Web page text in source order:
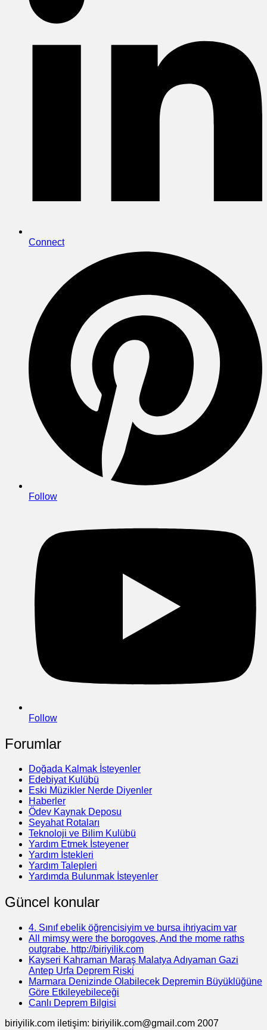
Connect
Follow
Follow
Forumlar
Doğada Kalmak İsteyenler
Edebiyat Kulübü
Eski Müzikler Nerde Diyenler
Haberler
Ödev Kaynak Deposu
Seyahat Rotaları
Teknoloji ve Bilim Kulübü
Yardım Etmek İsteyener
Yardım İstekleri
Yardım Talepleri
Yardımda Bulunmak İsteyenler
Güncel konular
4. Sınıf ebelik öğrencisiyim ve bursa ihriyacim var
All mimsy were the borogoves, And the mome raths
outgrabe. http://biriyilik.com
Kayseri Kahraman Maraş Malatya Adıyaman Gazi
Antep Urfa Deprem Riski
Marmara Denizinde Olabilecek Depremin Büyüklüğüne
Göre Etkileyebileceği
Canlı Deprem Bilgisi
biriyilik.com iletişim: biriyilik.com@gmail.com 2007